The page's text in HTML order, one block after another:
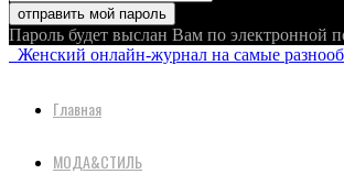
Пароль будет выслан Вам по электронной
Женский онлайн-журнал на самые
Главная
МОДА&СТИЛЬ